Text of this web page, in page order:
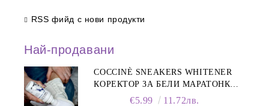
RSS фийд с нови продукти
Най-продавани
COCCINÈ SNEAKERS WHITENER
КОРЕКТОР ЗА БЕЛИ МАРАТОНКИ,
€5.99 11.72лв.